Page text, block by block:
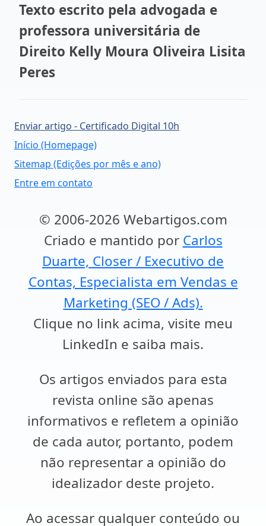
Texto escrito pela advogada e
professora universitária de
Direito Kelly Moura Oliveira Lisita
Peres
Enviar artigo - Certificado Digital 10h
Início (Homepage)
Sitemap (Edições por mês e ano)
Entre em contato
© 2006-2026 Webartigos.com
Criado e mantido por Carlos
Duarte, Closer / Executivo de
Contas, Especialista em Vendas e
Marketing (SEO / Ads).
Clique no link acima, visite meu
LinkedIn e saiba mais.
Os artigos enviados para esta
revista online são apenas
informativos e refletem a opinião
de cada autor, portanto, podem
não representar a opinião do
idealizador deste projeto.
Ao acessar qualquer conteúdo ou